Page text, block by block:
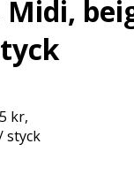
kr,
styck